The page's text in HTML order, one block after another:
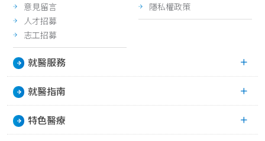
意見留言
人才招募
志工招募
隱私權政策
就醫服務
就醫指南
特色醫療